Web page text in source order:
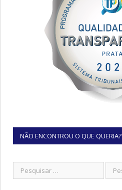
NÃO ENCONTROU O QUE QUERIA?